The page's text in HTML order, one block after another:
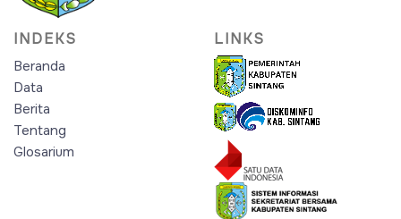
INDEKS
Beranda
Data
Berita
Tentang
Glosarium
LINKS